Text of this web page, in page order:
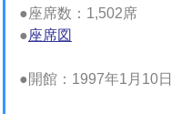
●座席数：1,502席
●座席図
●開館：1997年1月10日